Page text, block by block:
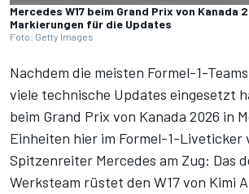
Mercedes W17 beim Grand Prix von Kanada
Markierungen für die Updates
Foto: Getty Images
Nachdem die meisten Formel-1-
viele technische Updates eingesetzt
beim Grand Prix von Kanada 2026 in
Einheiten hier im Formel-1-Liveticker
Spitzenreiter Mercedes am Zug: Das
Werksteam rüstet den W17 von Kimi